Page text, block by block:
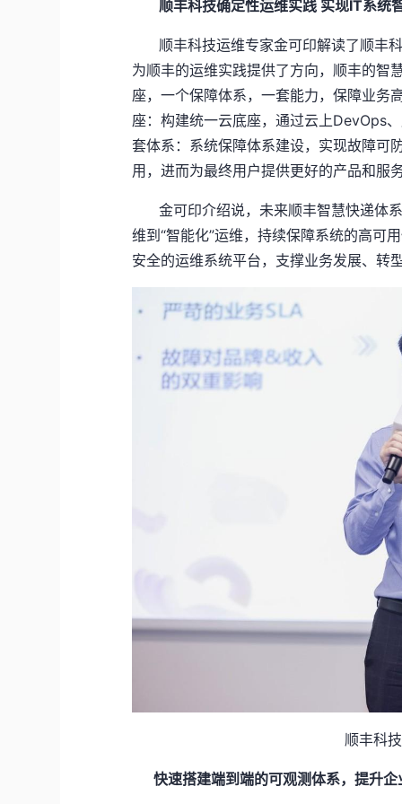
顺丰科技确定性运维实践 实现IT系统
顺丰科技运维专家金可印解读了顺丰科
为顺丰的运维实践提供了方向，顺丰的智
座，一个保障体系，一套能力，保障业务
座：构建统一云底座，通过云上DevOps
套体系：系统保障体系建设，实现故障可
用，进而为最终用户提供更好的产品和服
金可印介绍说，未来顺丰智慧快递体系
维到“智能化”运维，持续保障系统的高可
安全的运维系统平台，支撑业务发展、转
顺丰科
快速搭建端到端的可观测体系，提升企